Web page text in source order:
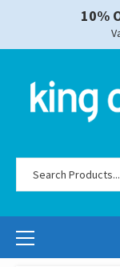
10%
Primary
Menu